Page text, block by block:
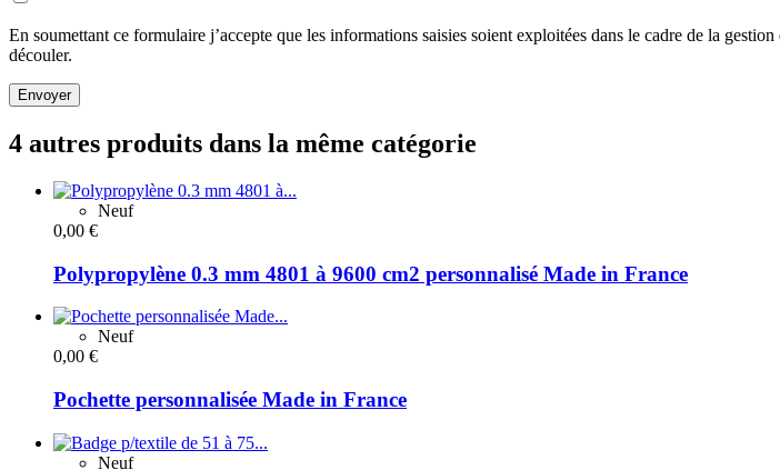
En soumettant ce formulaire j’accepte que les informations saisies soient exploitées dans le cadre de la
découler.
Envoyer
4 autres produits dans la même catégorie
Neuf
0,00 €
Polypropylène 0.3 mm 4801 à 9600 cm2 personnalisé Made in France
Neuf
0,00 €
Pochette personnalisée Made in France
Neuf